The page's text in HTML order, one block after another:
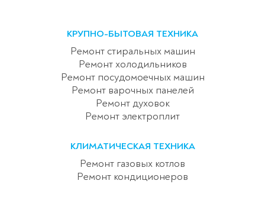
КРУПНО-БЫТОВАЯ ТЕХНИКА
Ремонт стиральных машин
Ремонт холодильников
Ремонт посудомоечных машин
Ремонт варочных панелей
Ремонт духовок
Ремонт электроплит
КЛИМАТИЧЕСКАЯ ТЕХНИКА
Ремонт газовых котлов
Ремонт кондиционеров